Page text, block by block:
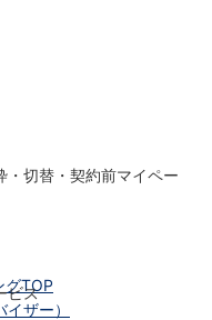
グTOP
ザー）
・切替・契約前マイペー
ビス